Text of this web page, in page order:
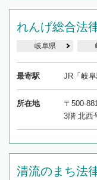
れんげ総合法
岐阜県
最寄駅 JR「岐
所在地
〒500-
3階 北西
清流のまち法